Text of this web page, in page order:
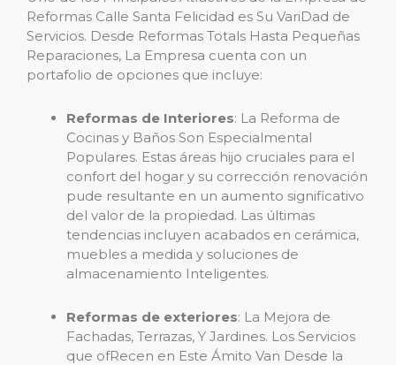
Reformas Calle Santa Felicidad es Su VariDad de
Servicios. Desde Reformas Totals Hasta Pequeñas
Reparaciones, La Empresa cuenta con un
portafolio de opciones que incluye:
Reformas de Interiores: La Reforma de
Cocinas y Baños Son Especialmental
Populares. Estas áreas hijo cruciales para el
confort del hogar y su corrección renovación
pude resultante en un aumento significativo
del valor de la propiedad. Las últimas
tendencias incluyen acabados en cerámica,
muebles a medida y soluciones de
almacenamiento Inteligentes.
Reformas de exteriores: La Mejora de
Fachadas, Terrazas, Y Jardines. Los Servicios
que ofRecen en Este Ámito Van Desde la